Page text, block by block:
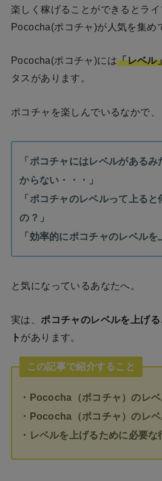
楽しく稼げることができるとラ
Pococha(ポコチャ)が人気を集め
Pococha(ポコチャ)には「レベル
タスがあります。
ポコチャを楽しんでいるなかで、
「ポコチャにはレベルがある
からない・・・」
「ポコチャのレベルって上る
の？」
「効率的にポコチャのレベルを
と気になっているあなたへ。
実は、 ポコチャのレベルを上げ
ト があります。
この記事で紹介すること
・Pococha（ポコチャ）のレ
・Pococha（ポコチャ）のレ
・レベルを上げるために必要な